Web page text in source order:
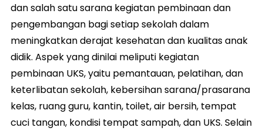
dan salah satu sarana kegiatan pembinaan dan
pengembangan bagi setiap sekolah dalam
meningkatkan derajat kesehatan dan kualitas anak
didik. Aspek yang dinilai meliputi kegiatan
pembinaan UKS, yaitu pemantauan, pelatihan, dan
keterlibatan sekolah, kebersihan sarana/prasarana
kelas, ruang guru, kantin, toilet, air bersih, tempat
cuci tangan, kondisi tempat sampah, dan UKS. Selain